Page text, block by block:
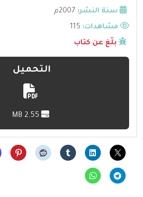
سنة النشر: 2007م
مشاهدات:
بلّغ عن كتاب
التحميل